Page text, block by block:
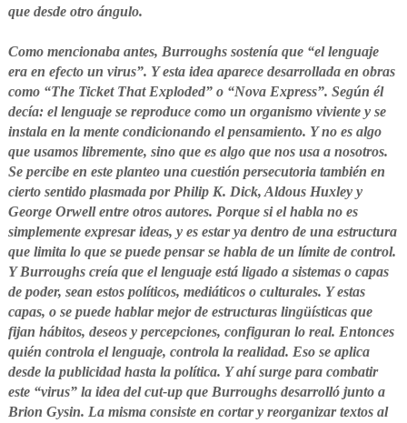
que desde otro ángulo.
Como mencionaba antes, Burroughs sostenía que “el lenguaje
era en efecto un virus”. Y esta idea aparece desarrollada en obras
como “The Ticket That Exploded” o “Nova Express”. Según él
decía: el lenguaje se reproduce como un organismo viviente y se
instala en la mente condicionando el pensamiento. Y no es algo
que usamos libremente, sino que es algo que nos usa a nosotros.
Se percibe en este planteo una cuestión persecutoria también en
cierto sentido plasmada por Philip K. Dick, Aldous Huxley y
George Orwell entre otros autores. Porque si el habla no es
simplemente expresar ideas, y es estar ya dentro de una estructura
que limita lo que se puede pensar se habla de un límite de control.
Y Burroughs creía que el lenguaje está ligado a sistemas o capas
de poder, sean estos políticos, mediáticos o culturales. Y estas
capas, o se puede hablar mejor de estructuras lingüísticas que
fijan hábitos, deseos y percepciones, configuran lo real. Entonces
quién controla el lenguaje, controla la realidad. Eso se aplica
desde la publicidad hasta la política. Y ahí surge para combatir
este “virus” la idea del cut-up que Burroughs desarrolló junto a
Brion Gysin. La misma consiste en cortar y reorganizar textos al